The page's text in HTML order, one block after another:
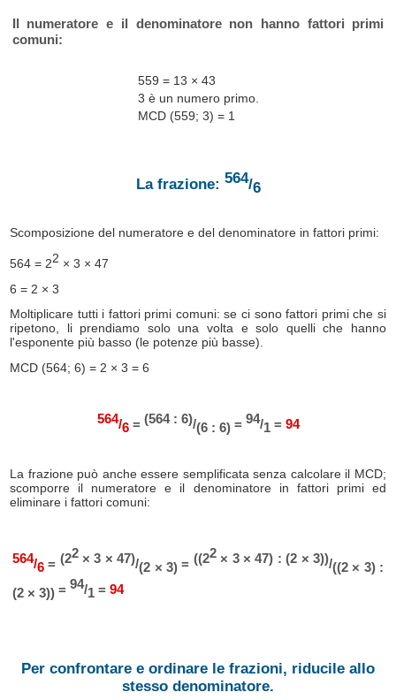
Il numeratore e il denominatore non hanno fattori primi
comuni:
559 = 13 × 43
3 è un numero primo.
MCD (559; 3) = 1
La frazione: 564/6
Scomposizione del numeratore e del denominatore in fattori primi:
564 = 22 × 3 × 47
6 = 2 × 3
Moltiplicare tutti i fattori primi comuni: se ci sono fattori primi che si
ripetono, li prendiamo solo una volta e solo quelli che hanno
l'esponente più basso (le potenze più basse).
MCD (564; 6) = 2 × 3 = 6
564/6= (564 : 6)/(6 : 6)= 94/1 = 94
La frazione può anche essere semplificata senza calcolare il MCD;
scomporre il numeratore e il denominatore in fattori primi ed
eliminare i fattori comuni:
564/6 = (22× 3 × 47)/(2 × 3) = ((22× 3 × 47) : (2 × 3))/((2 × 3) :
(2 × 3))= 94/1 = 94
Per confrontare e ordinare le frazioni, riducile allo
stesso denominatore.